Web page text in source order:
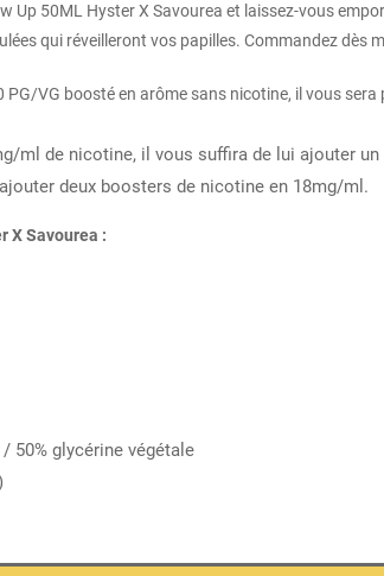
Up 50ML Hyster X Savourea et laissez-vous
qui réveilleront vos papilles. Commandez
VG boosté en arôme sans nicotine, il vous
ml de nicotine, il vous suffira de lui ajouter
deux boosters de nicotine en 18mg/ml.
X Savourea :
50% glycérine végétale